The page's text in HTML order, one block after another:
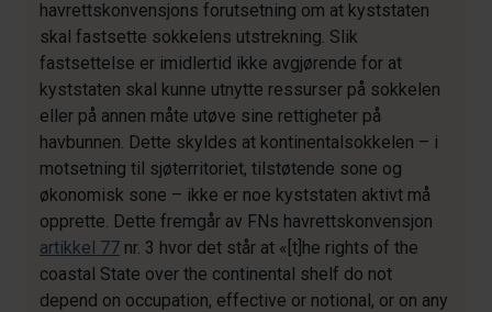
havrettskonvensjons forutsetning om at kyststaten
skal fastsette sokkelens utstrekning. Slik
fastsettelse er imidlertid ikke avgjørende for at
kyststaten skal kunne utnytte ressurser på sokkelen
eller på annen måte utøve sine rettigheter på
havbunnen. Dette skyldes at kontinentalsokkelen – i
motsetning til sjøterritoriet, tilstøtende sone og
økonomisk sone – ikke er noe kyststaten aktivt må
opprette. Dette fremgår av FNs havrettskonvensjon
artikkel 77 nr. 3 hvor det står at «[t]he rights of the
coastal State over the continental shelf do not
depend on occupation, effective or notional, or on any